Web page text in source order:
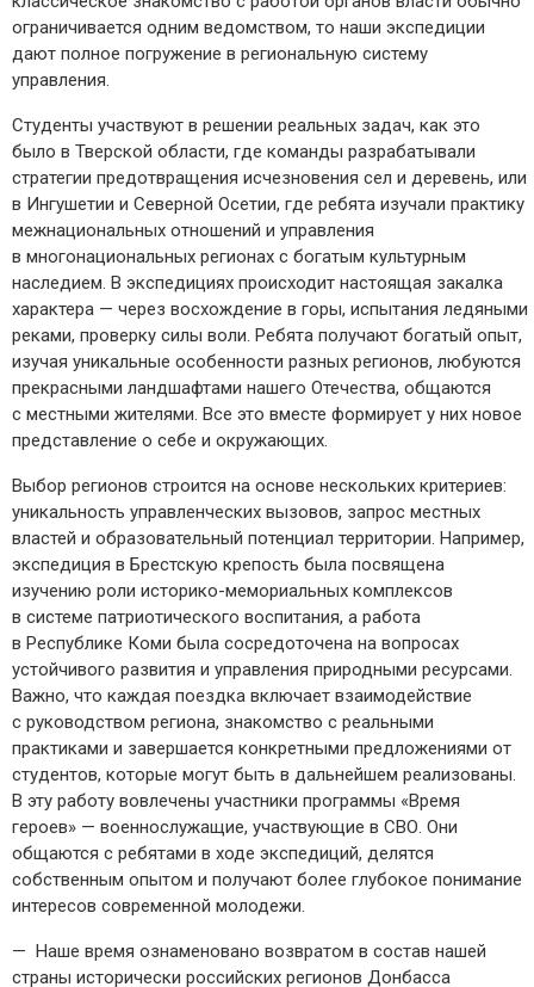
ограничивается одним ведомством, то наши экспедиции
дают полное погружение в региональную систему
управления.
Студенты участвуют в решении реальных задач, как это
было в Тверской области, где команды разрабатывали
стратегии предотвращения исчезновения сел и деревень, или
в Ингушетии и Северной Осетии, где ребята изучали практику
межнациональных отношений и управления
в многонациональных регионах с богатым культурным
наследием. В экспедициях происходит настоящая закалка
характера — ​через восхождение в горы, испытания ледяными
реками, проверку силы воли. Ребята получают богатый опыт,
изучая уникальные особенности разных регионов, любуются
прекрасными ландшафтами нашего Отечества, общаются
с местными жителями. Все это вместе формирует у них новое
представление о себе и окружающих.
Выбор регионов строится на основе нескольких критериев:
уникальность управленческих вызовов, запрос местных
властей и образовательный потенциал территории. Например,
экспедиция в Брестскую крепость была посвящена
изучению роли историко-­мемориальных комплексов
в системе патриотического воспитания, а работа
в Республике Коми была сосредоточена на вопросах
устойчивого развития и управления природными ресурсами.
Важно, что каждая поездка включает взаимодействие
с руководством региона, знакомство с реальными
практиками и завершается конкретными предложениями от
студентов, которые могут быть в дальнейшем реализованы.
В эту работу вовлечены участники программы «Время
героев» — ​военнослужащие, участвующие в СВО. Они
общаются с ребятами в ходе экспедиций, делятся
собственным опытом и получают более глубокое понимание
интересов современной молодежи.
— Наше время ознаменовано возвратом в состав нашей
страны исторически российских регионов Донбасса